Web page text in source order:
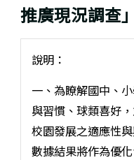
推廣現況調查
說明：
一、為瞭解國中、
與習慣、球類喜好
校園發展之適應性
數據結果將作為優